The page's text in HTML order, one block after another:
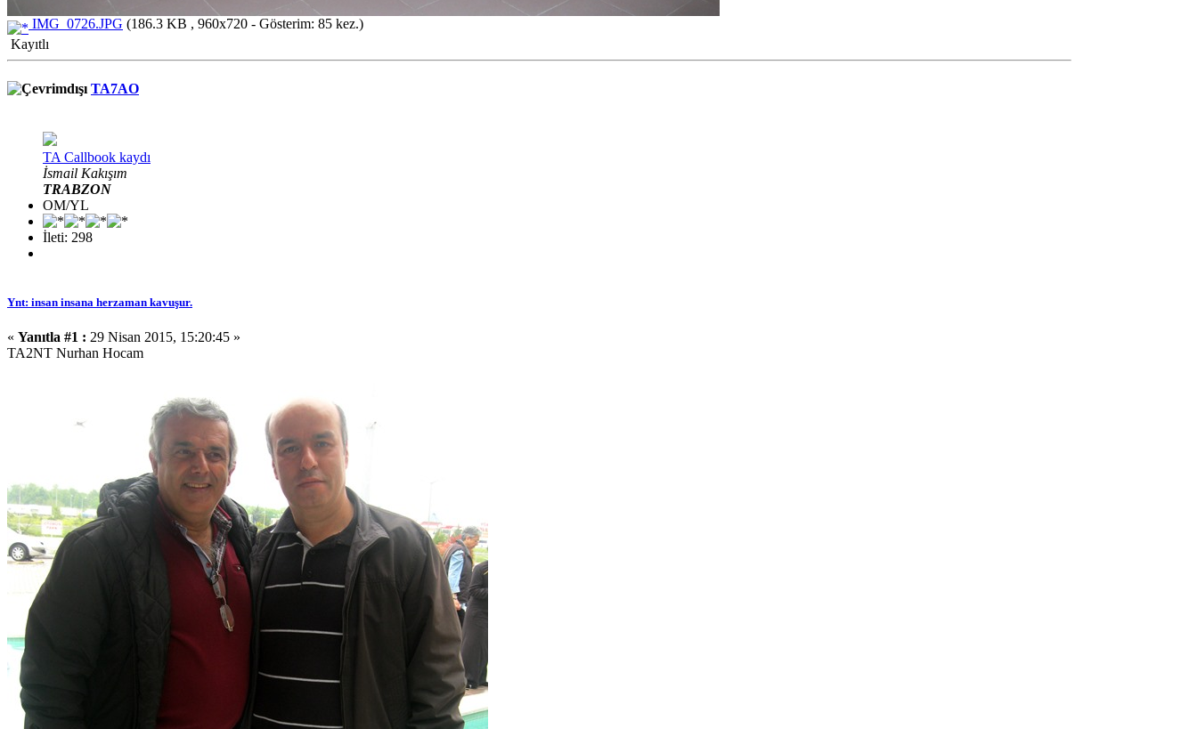
IMG_0726.JPG (186.3 KB , 960x720 - Gösterim: 85 kez.)
Kayıtlı
TA7AO
TA Callbook kaydı
İsmail Kakışım
TRABZON
OM/YL
İleti: 298
Ynt: insan insana herzaman kavuşur.
« Yanıtla #1 : 29 Nisan 2015, 15:20:45 »
TA2NT Nurhan Hocam